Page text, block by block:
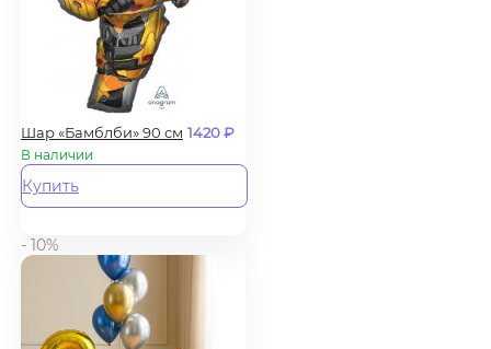
Шар «Бамблби» 90 см 1420₽
В наличии
Купить
- 10%